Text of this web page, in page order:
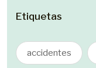
Etiquetas
accidentes